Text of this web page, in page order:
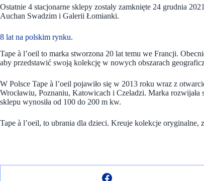
Ostatnie 4 stacjonarne sklepy zostały zamknięte 24 grudnia
Auchan Swadzim i Galerii Łomianki.
8 lat na polskim rynku.
Tape à l’oeil to marka stworzona 20 lat temu we Francji.
aby przedstawić swoją kolekcję w nowych obszarach
W Polsce Tape à l’oeil pojawiło się w 2013 roku wraz z
Wrocławiu, Poznaniu, Katowicach i Czeladzi. Marka
sklepu wynosiła od 100 do 200 m kw.
Tape à l’oeil, to ubrania dla dzieci. Kreuje kolekcje